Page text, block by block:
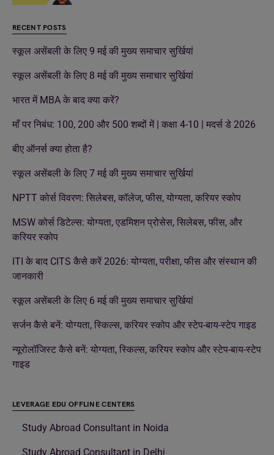
RECENT POSTS
स्कूल असेंबली के लिए 9 मई की मुख्य समाचार सुर्खियां
स्कूल असेंबली के लिए 8 मई की मुख्य समाचार सुर्खियां
भारत में MBA के बाद क्या करें?
माँ पर निबंध: 100, 200 और 500 शब्दों में | कक्षा 4-10 | मदर्स डे 2026
बीए ऑनर्स क्या होता है?
स्कूल असेंबली के लिए 7 मई की मुख्य समाचार सुर्खियां
NPTT कोर्स विवरण: सिलेबस, कॉलेज, फीस, योग्यता, करियर स्कोप
MSW कोर्स डिटेल्स: योग्यता, एडमिशन प्रोसेस, सिलेबस, फीस, और
करियर स्कोप
ITI के बाद CITS कैसे करें 2026: योग्यता, परीक्षा, फीस और संस्थान की
जानकारी
स्कूल असेंबली के लिए 6 मई की मुख्य समाचार सुर्खियां
सर्जन कैसे बनें: योग्यता, स्किल्स, करियर स्कोप और स्टेप-बाय-स्टेप गाइड
न्यूरोलॉजिस्ट कैसे बनें: योग्यता, स्किल्स, करियर स्कोप और स्टेप-बाय-स्टेप
गाइड
LEVERAGE EDU OFFLINE CENTERS
Study Abroad Consultant in Noida
Study Abroad Consultant in Delhi